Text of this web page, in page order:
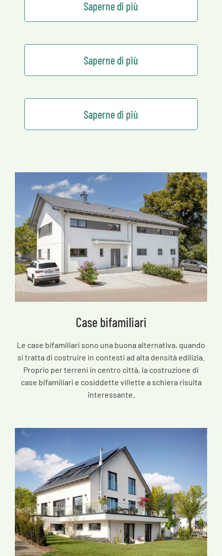
Saperne di più
Saperne di più
Saperne di più
Case bifamiliari
Le case bifamiliari sono una buona alternativa, quando
si tratta di costruire in contesti ad alta densità edilizia.
Proprio per terreni in centro città, la costruzione di
case bifamiliari e cosiddette villette a schiera risulta
interessante.